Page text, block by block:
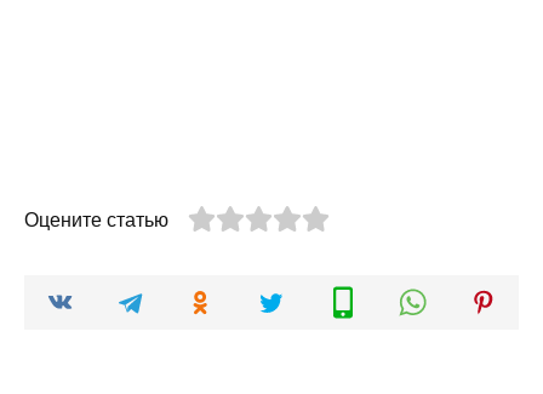
Оцените статью